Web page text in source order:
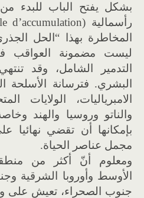
بشكل يفتح الباب للبدء
المخاطرة بهذا “الحل
ليست مضمونة العواقب
التدمير الشامل، وقد
البشري. فترسانة الأسلحة
الامبرياليات، الولايات
والناتو وروسيا والهند
بإمكانها أن تقضي نهائيا
مجمل عناصر الحياة.
ومعلوم أنّ أكثر من
الأوسط وأوروبا الشرقية
جنوب الصحراء، تعيش على